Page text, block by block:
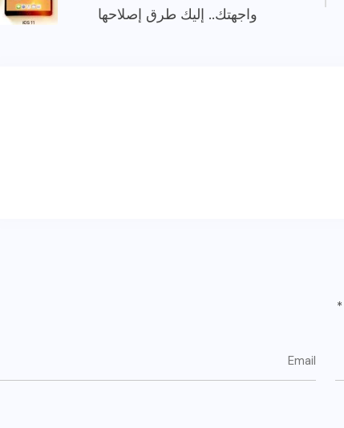
واجهتك.. إليك طرق إصلاحها
*